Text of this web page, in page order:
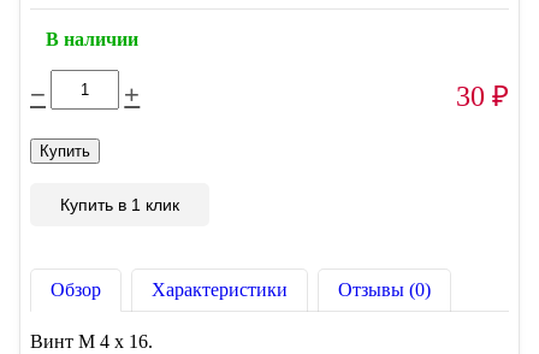
В наличии
− + 30 ₽
Купить в 1 клик
Обзор Характеристики Отзывы (0)
Винт М 4 х 16.